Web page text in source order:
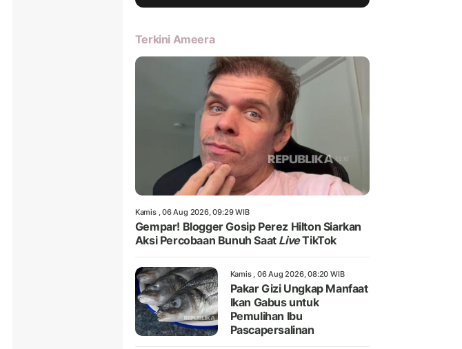
Terkini Ameera
Kamis , 06 Aug 2026, 09:29 WIB
Gempar! Blogger Gosip Perez Hilton Siarkan
Aksi Percobaan Bunuh Saat LiveTikTok
Kamis , 06 Aug 2026, 08:20 WIB
Pakar Gizi Ungkap Manfaat
Ikan Gabus untuk
Pemulihan Ibu
Pascapersalinan